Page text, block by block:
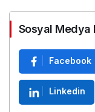
Sosyal Medya
Facebook
Linkedin